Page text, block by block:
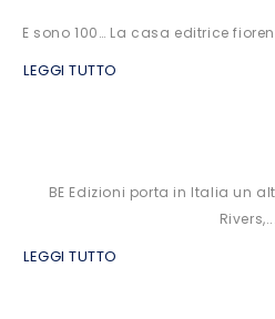
E sono 100… La casa editrice
LEGGI TUTTO
BE Edizioni porta in Italia un
Rivers,...
LEGGI TUTTO